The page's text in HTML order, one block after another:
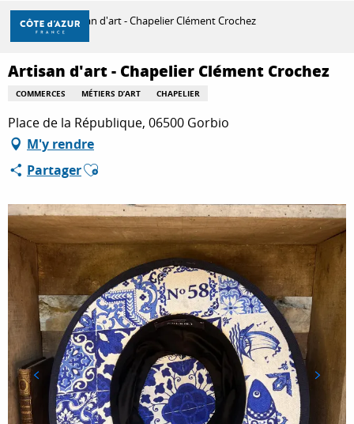
Aller
contenu
principal
DÉCOUVRIR
À FAIRE
SÉJOURNER
Accueil Artisan d'art - Chapelier Clément Crochez
Artisan d'art - Chapelier Clément Crochez
COMMERCES MÉTIERS D’ART CHAPELIER
Place de la République, 06500 Gorbio
M'y rendre
PartagerAjouter aux favoris